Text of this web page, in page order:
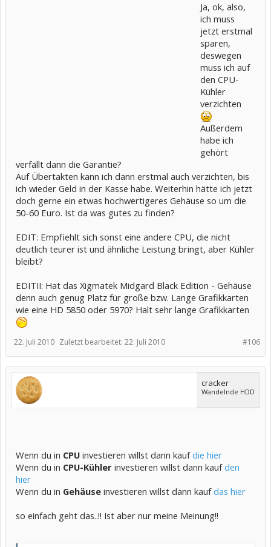
Ja, ok, also,
ich muss
jetzt erstmal
sparen,
deswegen
muss ich auf
den CPU-
Kühler
verzichten
Außerdem
habe ich
gehört
verfällt dann die Garantie?
Auf Übertakten kann ich dann erstmal auch verzichten, bis
ich wieder Geld in der Kasse habe. Weiterhin hätte ich jetzt
doch gerne ein etwas hochwertigeres Gehäuse so um die
50-60 Euro. Ist da was gutes zu finden?
EDIT: Empfiehlt sich sonst eine andere CPU, die nicht
deutlich teurer ist und ähnliche Leistung bringt, aber Kühler
bleibt?
EDITII: Hat das Xigmatek Midgard Black Edition - Gehäuse
denn auch genug Platz für große bzw. Lange Grafikkarten
wie eine HD 5850 oder 5970? Halt sehr lange Grafikkarten
#106
22. Juli 2010 Zuletzt bearbeitet: 22. Juli 2010
cracker
Wandelnde HDD
Wenn du in CPU investieren willst dann kaufdie hier
Wenn du in CPU-Kühler investieren willst dann kaufden
hier
Wenn du in Gehäuse investieren willst dann kaufdas hier
so einfach geht das..!! Ist aber nur meine Meinung!!